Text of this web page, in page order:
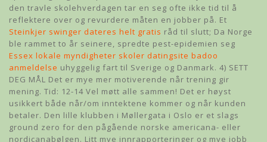
den travle skolehverdagen tar en seg ofte ikke tid til å
reflektere over og revurdere måten en jobber på. Et
Steinkjer swinger dateres helt gratis råd til slutt; Da Norge
ble rammet to år seinere, spredte pest-epidemien seg
Essex lokale myndigheter skoler datingsite badoo
anmeldelse uhyggelig fart til Sverige og Danmark. 4) SETT
DEG MÅL Det er mye mer motiverende når trening gir
mening. Tid: 12-14 Vel møtt alle sammen! Det er høyst
usikkert både når/om inntektene kommer og når kunden
betaler. Den lille klubben i Møllergata i Oslo er et slags
ground zero for den pågående norske americana- eller
nordicanabølgen. Litt mye innrapporteringer og mye jobb